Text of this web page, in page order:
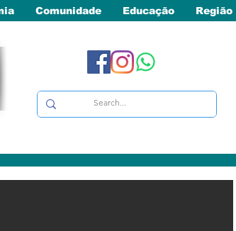
Comunidade Educação Região